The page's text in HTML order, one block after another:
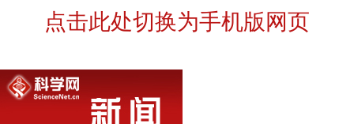
点击此处切换为手机版网页